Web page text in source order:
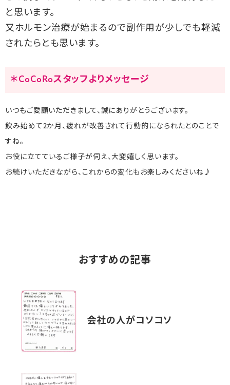
と思います。
又ホルモン治療が始まるので副作用が少しでも軽減
されたらとも思います。
＊CoCoRoスタッフよりメッセージ
いつもご愛顧いただきまして、誠にありがとうございます。
飲み始めて2か月、疲れが改善されて行動的になられたとのことで
すね。
お役に立てているご様子が伺え、大変嬉しく思います。
お続けいただきながら、これからの変化もお楽しみくださいね♪
おすすめの記事
会社の人がコソコソ